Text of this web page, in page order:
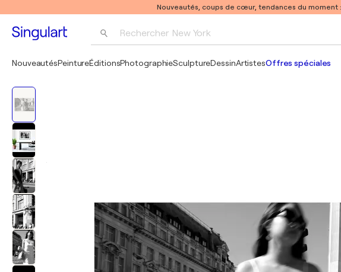
Nouveautés, coups de cœur, tendances du moment :
Rechercher New York
NouveautésPeintureÉditionsPhotographieSculptureDessinArtistesOffres spéciales